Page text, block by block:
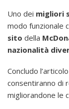
Uno dei migliori
modo funzionale
sito della
nazionalità
Concludo
consentiranno di
migliorandone le